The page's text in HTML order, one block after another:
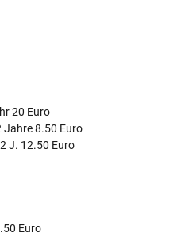
20 Euro
Jahre 8.50 Euro
J. 12.50 Euro
Euro